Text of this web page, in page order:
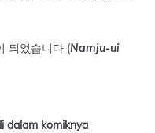
되었습니다 (Namju-ui
dalam komiknya